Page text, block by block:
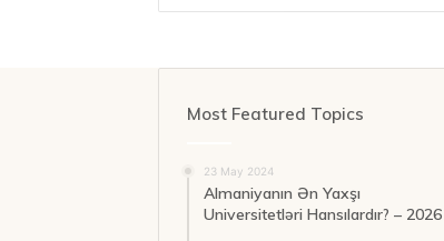
Most Featured Topics
23 May 2024
Almaniyanın Ən Yaxşı
Universitetləri Hansılardır? – 2026